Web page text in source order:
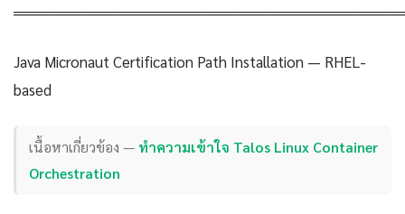
Java Micronaut Certification Path Installation — RHEL-
based
เนื้อหาเกี่ยวข้อง — ทำความเข้าใจ Talos Linux Container
Orchestration